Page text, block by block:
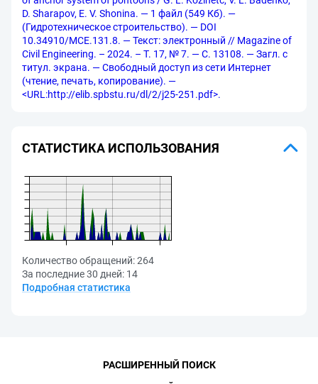
D. Sharapov, E. V. Shonina. — 1 файл (549 Кб). —
(Гидротехническое строительство). — DOI
10.34910/MCE.131.8. — Текст: электронный // Magazine of
Civil Engineering. – 2024. – Т. 17, № 7. — С. 13108. — Загл. с
титул. экрана. — Свободный доступ из сети Интернет
(чтение, печать, копирование). —
<URL:http://elib.spbstu.ru/dl/2/j25-251.pdf>.
СТАТИСТИКА ИСПОЛЬЗОВАНИЯ
Количество обращений:264
За последние 30 дней: 14
Подробная статистика
РАСШИРЕННЫЙ ПОИСК